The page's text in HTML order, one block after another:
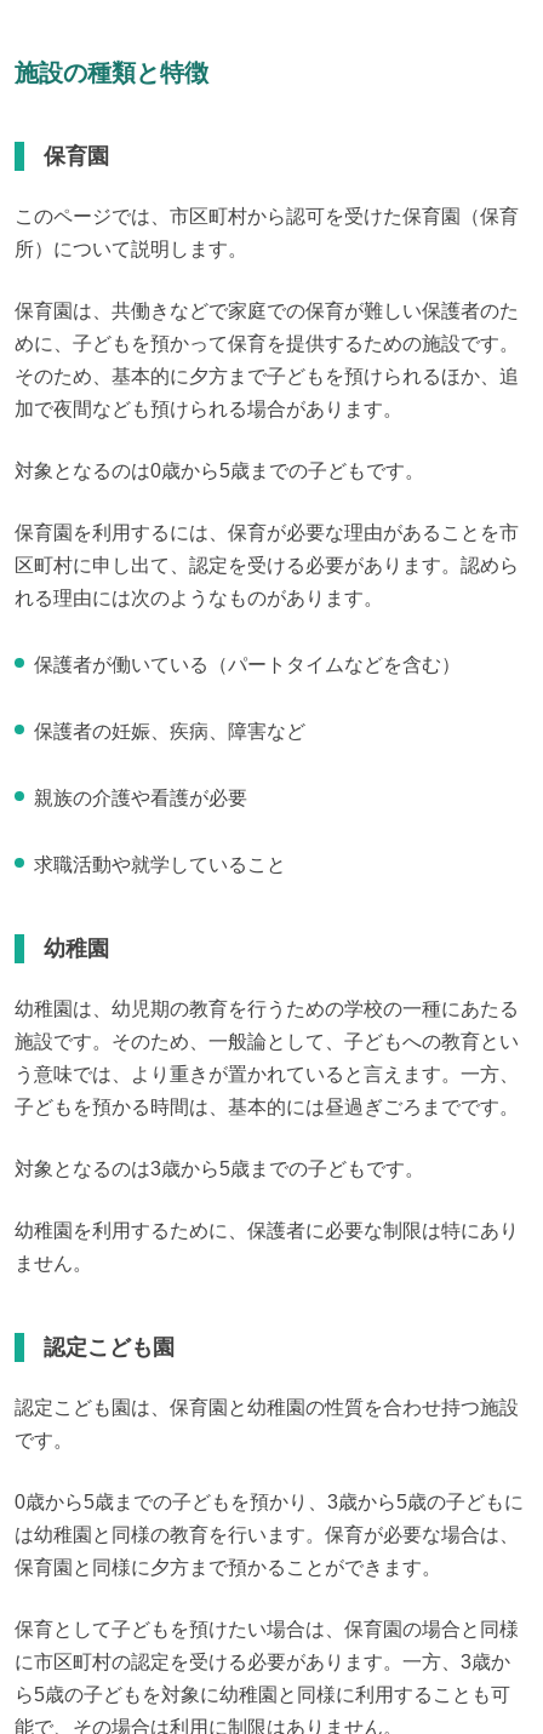
施設の種類と特徴
保育園
このページでは、市区町村から認可を受けた保育園（保育
所）について説明します。
保育園は、共働きなどで家庭での保育が難しい保護者のた
めに、子どもを預かって保育を提供するための施設です。
そのため、基本的に夕方まで子どもを預けられるほか、追
加で夜間なども預けられる場合があります。
対象となるのは0歳から5歳までの子どもです。
保育園を利用するには、保育が必要な理由があることを市
区町村に申し出て、認定を受ける必要があります。認めら
れる理由には次のようなものがあります。
保護者が働いている（パートタイムなどを含む）
保護者の妊娠、疾病、障害など
親族の介護や看護が必要
求職活動や就学していること
幼稚園
幼稚園は、幼児期の教育を行うための学校の一種にあたる
施設です。そのため、一般論として、子どもへの教育とい
う意味では、より重きが置かれていると言えます。一方、
子どもを預かる時間は、基本的には昼過ぎごろまでです。
対象となるのは3歳から5歳までの子どもです。
幼稚園を利用するために、保護者に必要な制限は特にあり
ません。
認定こども園
認定こども園は、保育園と幼稚園の性質を合わせ持つ施設
です。
0歳から5歳までの子どもを預かり、3歳から5歳の子どもに
は幼稚園と同様の教育を行います。保育が必要な場合は、
保育園と同様に夕方まで預かることができます。
保育として子どもを預けたい場合は、保育園の場合と同様
に市区町村の認定を受ける必要があります。一方、3歳か
ら5歳の子どもを対象に幼稚園と同様に利用することも可
能で、その場合は利用に制限はありません。